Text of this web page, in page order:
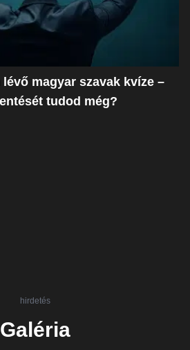
magyar szavak kvíze –
tudod még?
hirdetés
Galéria